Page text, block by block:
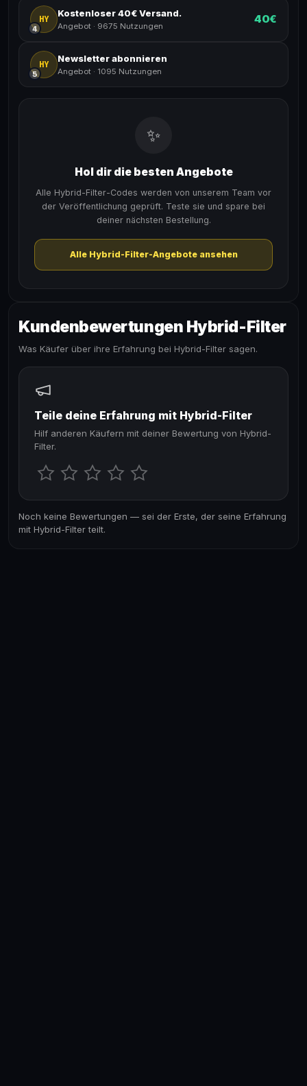
HY
4
Kostenloser 40€ Versand.
Angebot · 9675 Nutzungen
40€
HY
5
Newsletter abonnieren
Angebot · 1095 Nutzungen
✨
Hol dir die besten Angebote
Alle Hybrid-Filter-Codes werden von unserem Team vor
der Veröffentlichung geprüft. Teste sie und spare bei
deiner nächsten Bestellung.
Alle Hybrid-Filter-Angebote ansehen
Kundenbewertungen Hybrid-Filter
Was Käufer über ihre Erfahrung bei Hybrid-Filter sagen.
Teile deine Erfahrung mit Hybrid-Filter
Hilf anderen Käufern mit deiner Bewertung von Hybrid-
Filter.
Noch keine Bewertungen — sei der Erste, der seine Erfahrung
mit Hybrid-Filter teilt.